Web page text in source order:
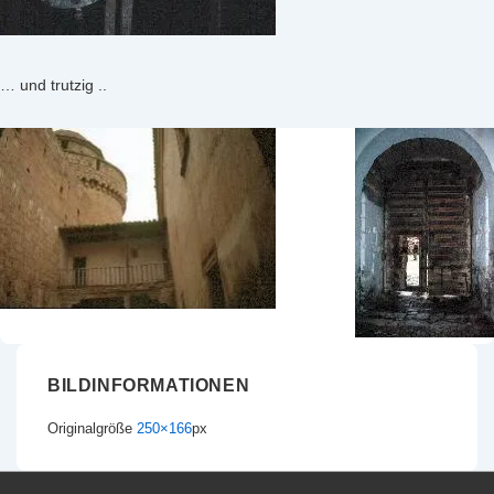
… und trutzig ..
BILDINFORMATIONEN
Originalgröße 250×166px